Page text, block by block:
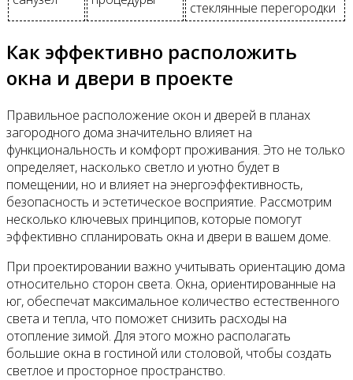
стеклянные перегородки
Как эффективно расположить
окна и двери в проекте
Правильное расположение окон и дверей в планах
загородного дома значительно влияет на
функциональность и комфорт проживания. Это не только
определяет, насколько светло и уютно будет в
помещении, но и влияет на энергоэффективность,
безопасность и эстетическое восприятие. Рассмотрим
несколько ключевых принципов, которые помогут
эффективно спланировать окна и двери в вашем доме.
При проектировании важно учитывать ориентацию дома
относительно сторон света. Окна, ориентированные на
юг, обеспечат максимальное количество естественного
света и тепла, что поможет снизить расходы на
отопление зимой. Для этого можно располагать
большие окна в гостиной или столовой, чтобы создать
светлое и просторное пространство.